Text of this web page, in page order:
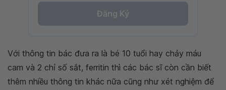
Đăng Ký
Với thông tin bác đưa ra là bé 10 tuổi hay chảy máu
cam và 2 chỉ số sắt, ferritin thì các bác sĩ còn cần biết
thêm nhiều thông tin khác nữa cũng như xét nghiệm để